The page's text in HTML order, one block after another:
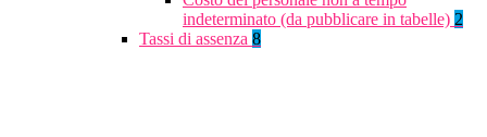
indeterminato (da pubblicare in tabelle) 2
Tassi di assenza 8